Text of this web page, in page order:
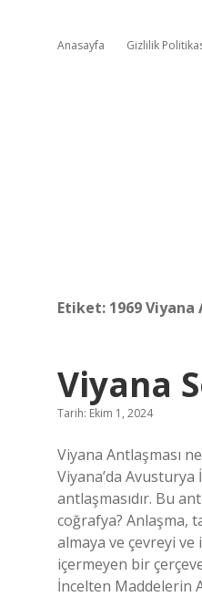
Anasayfa Gizlilik
Etiket: 1969
Viyana
Tarih: Ekim 1, 2024
Viyana Antlaşması
Viyana’da Avusturya
antlaşmasıdır. Bu
coğrafya? Anlaşma,
almaya ve çevreyi ve
içermeyen bir
İncelten Maddelerin